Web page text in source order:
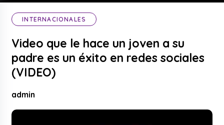
INTERNACIONALES
Video que le hace un joven a su
padre es un éxito en redes sociales
(VIDEO)
admin